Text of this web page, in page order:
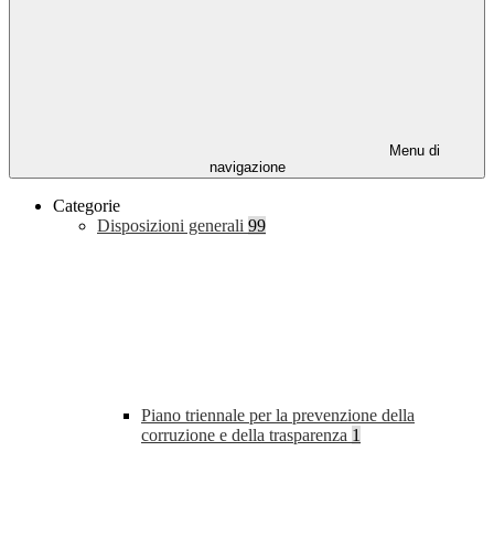
Menu di
navigazione
Categorie
Disposizioni generali 99
Piano triennale per la prevenzione della
corruzione e della trasparenza 1